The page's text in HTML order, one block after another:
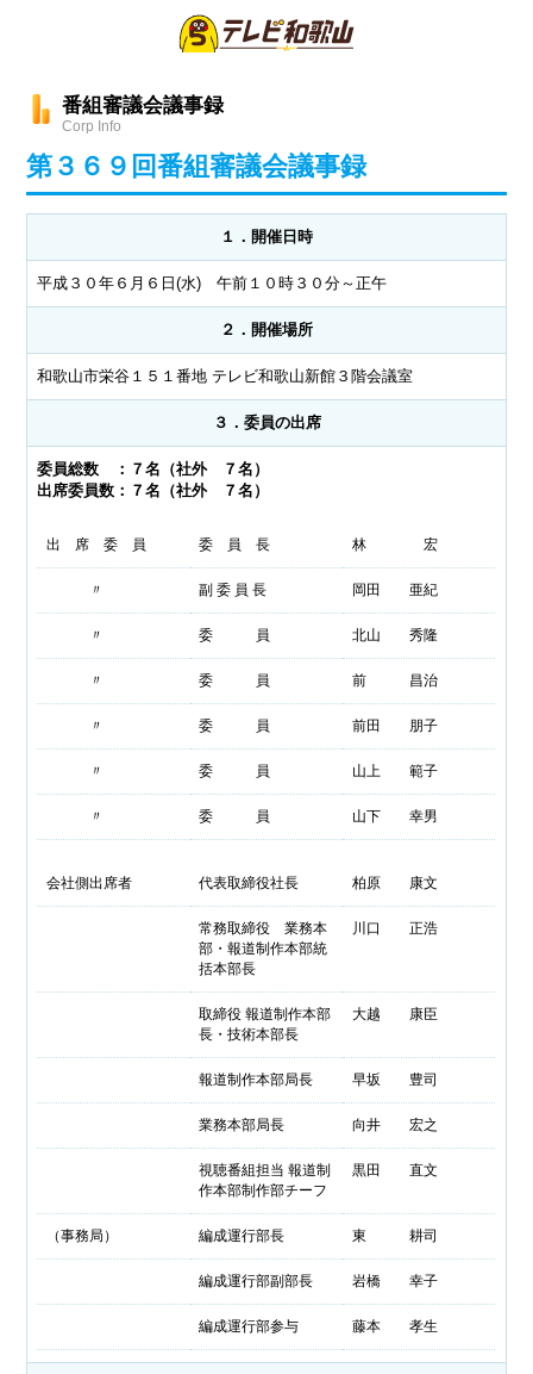
番組審議会議事録
Corp Info
第３６９回番組審議会議事録
１．開催日時
平成３０年６月６日(水) 午前１０時３０分～正午
２．開催場所
和歌山市栄谷１５１番地 テレビ和歌山新館３階会議室
３．委員の出席
委員総数 ：７名（社外 ７名）
出席委員数：７名（社外 ７名）
出 席 委 員 委 員 長 林 宏
〃 副 委 員 長 岡田 亜紀
〃 委 員 北山 秀隆
〃 委 員 前 昌治
〃 委 員 前田 朋子
〃 委 員 山上 範子
〃 委 員 山下 幸男
会社側出席者 代表取締役社長 柏原 康文
常務取締役 業務本
部・報道制作本部統
括本部長
川口 正浩
取締役 報道制作本部
長・技術本部長
大越 康臣
報道制作本部局長 早坂 豊司
業務本部局長 向井 宏之
視聴番組担当 報道制
作本部制作部チーフ
黒田 直文
（事務局） 編成運行部長 東 耕司
編成運行部副部長 岩橋 幸子
編成運行部参与 藤本 孝生